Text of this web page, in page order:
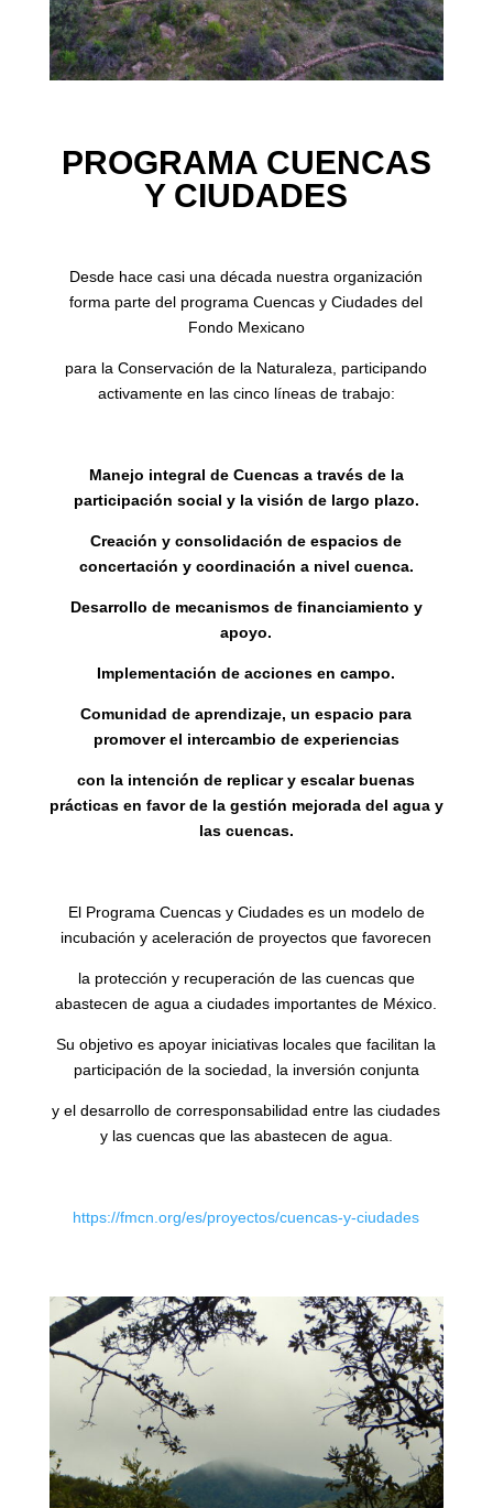
PROGRAMA CUENCAS
Y CIUDADES
Desde hace casi una década nuestra organización
forma parte del programa Cuencas y Ciudades del
Fondo Mexicano
para la Conservación de la Naturaleza, participando
activamente en las cinco líneas de trabajo:
Manejo integral de Cuencas a través de la
participación social y la visión de largo plazo.
Creación y consolidación de espacios de
concertación y coordinación a nivel cuenca.
Desarrollo de mecanismos de financiamiento y
apoyo.
Implementación de acciones en campo.
Comunidad de aprendizaje, un espacio para
promover el intercambio de experiencias
con la intención de replicar y escalar buenas
prácticas en favor de la gestión mejorada del agua y
las cuencas.
El Programa Cuencas y Ciudades es un modelo de
incubación y aceleración de proyectos que favorecen
la protección y recuperación de las cuencas que
abastecen de agua a ciudades importantes de México.
Su objetivo es apoyar iniciativas locales que facilitan la
participación de la sociedad, la inversión conjunta
y el desarrollo de corresponsabilidad entre las ciudades
y las cuencas que las abastecen de agua.
https://fmcn.org/es/proyectos/cuencas-y-ciudades